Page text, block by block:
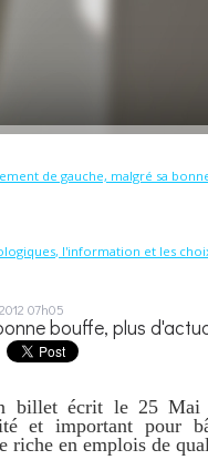
de gauche, malgré sa
l'information et les
07h05
bouffe, plus
billet écrit le 25
et important pour
riche en emplois de